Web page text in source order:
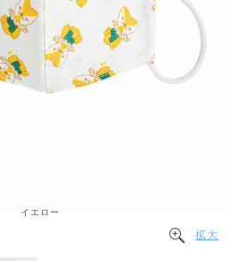
イエロー
拡大